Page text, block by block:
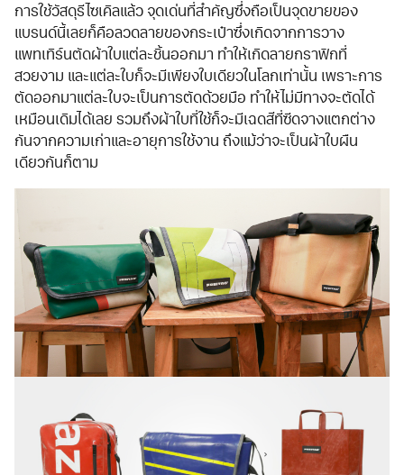
การใช้วัสดุรีไซเคิลแล้ว จุดเด่นที่สำคัญซึ่งถือเป็นจุดขายของ
แบรนด์นี้เลยก็คือลวดลายของกระเป๋าซึ่งเกิดจากการวาง
แพทเทิร์นตัดผ้าใบแต่ละชิ้นออกมา ทำให้เกิดลายกราฟิกที่
สวยงาม และแต่ละใบก็จะมีเพียงใบเดียวในโลกเท่านั้น เพราะการ
ตัดออกมาแต่ละใบจะเป็นการตัดด้วยมือ ทำให้ไม่มีทางจะตัดได้
เหมือนเดิมได้เลย รวมถึงผ้าใบที่ใช้ก็จะมีเฉดสีที่ซีดจางแตกต่าง
กันจากความเก่าและอายุการใช้งาน ถึงแม้ว่าจะเป็นผ้าใบผืน
เดียวกันก็ตาม